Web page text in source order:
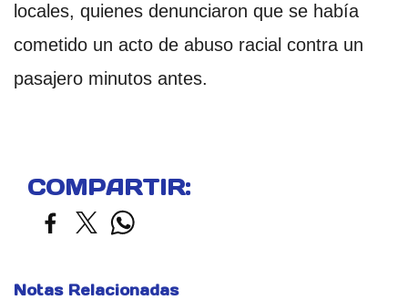
locales, quienes denunciaron que se había
cometido un acto de abuso racial contra un
pasajero minutos antes.
COMPARTIR:
Notas Relacionadas